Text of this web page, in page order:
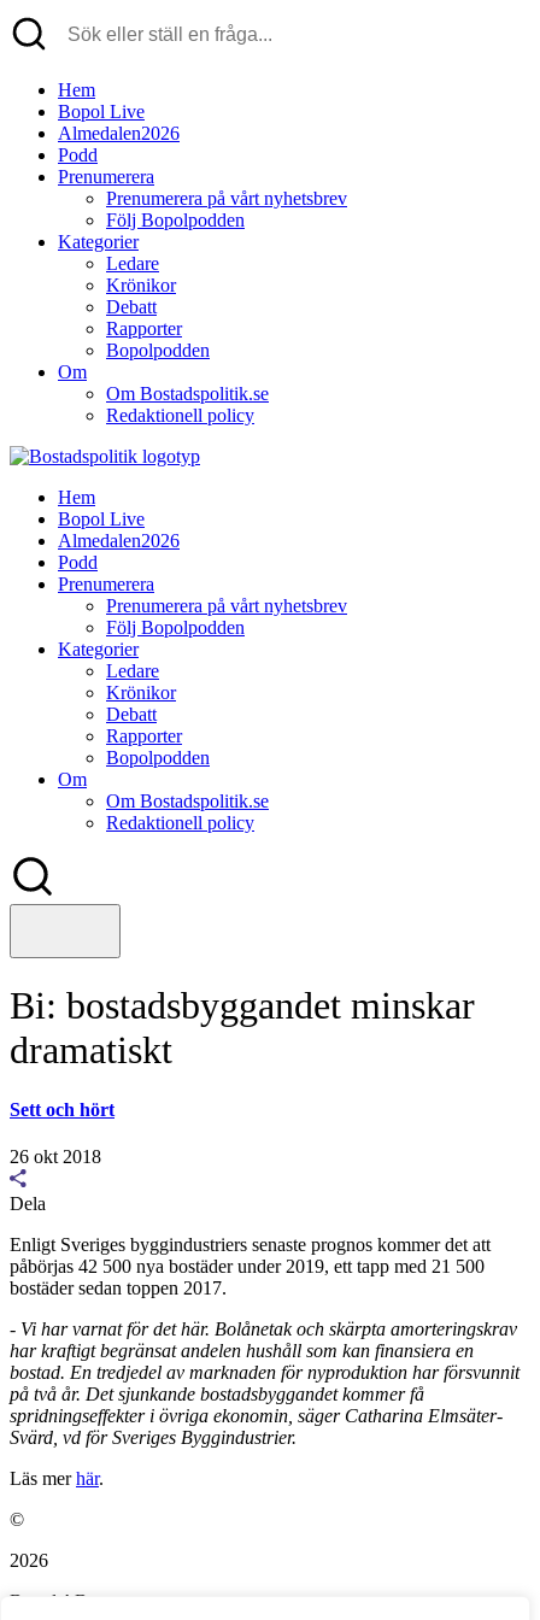
Hem
Bopol Live
Almedalen2026
Podd
Prenumerera
Prenumerera på vårt nyhetsbrev
Följ Bopolpodden
Kategorier
Ledare
Krönikor
Debatt
Rapporter
Bopolpodden
Om
Om Bostadspolitik.se
Redaktionell policy
Hem
Bopol Live
Almedalen2026
Podd
Prenumerera
Prenumerera på vårt nyhetsbrev
Följ Bopolpodden
Kategorier
Ledare
Krönikor
Debatt
Rapporter
Bopolpodden
Om
Om Bostadspolitik.se
Redaktionell policy
Bi: bostadsbyggandet minskar
dramatiskt
Sett och hört
26 okt 2018
Dela
Enligt Sveriges byggindustriers senaste prognos kommer det att
påbörjas 42 500 nya bostäder under 2019, ett tapp med 21 500
bostäder sedan toppen 2017.
- Vi har varnat för det här. Bolånetak och skärpta amorteringskrav
har kraftigt begränsat andelen hushåll som kan finansiera en
bostad. En tredjedel av marknaden för nyproduktion har försvunnit
på två år. Det sjunkande bostadsbyggandet kommer få
spridningseffekter i övriga ekonomin, säger Catharina Elmsäter-
Svärd, vd för Sveriges Byggindustrier.
Läs merhär.
©
2026
Bopol AB